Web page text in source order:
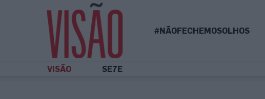
#NÃOFECHEMOSOLHOS
VISÃO SE7E